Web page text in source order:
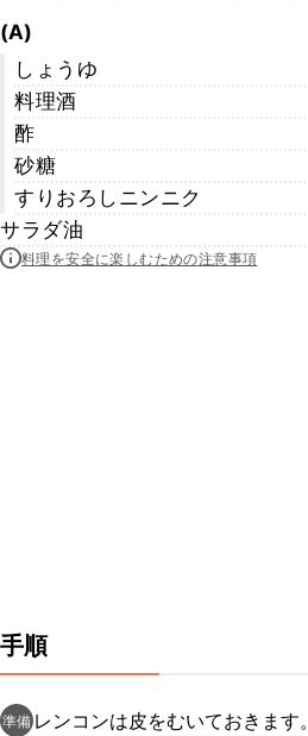
(A)
しょうゆ
料理酒
酢
砂糖
すりおろしニンニク
サラダ油
料理を安全に楽しむための注意事項
手順
準備 レンコンは皮をむいておきます。